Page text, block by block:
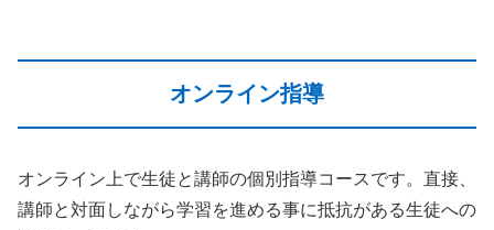
オンライン指導
オンライン上で生徒と講師の個別指導コースです。直接、
講師と対面しながら学習を進める事に抵抗がある生徒への